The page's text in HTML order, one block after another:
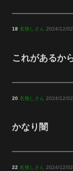
18 名無しさん 2024/12/
これがあるか
20 名無しさん 2024/12/
かなり闇
22 名無しさん 2024/12/